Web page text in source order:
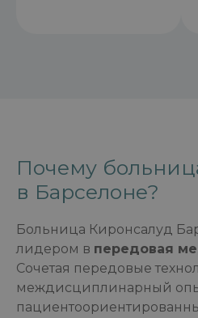
Почему
в Барселоне?
Больница Киронсалуд
лидером в передовая
Сочетая передовые
междисциплинарный